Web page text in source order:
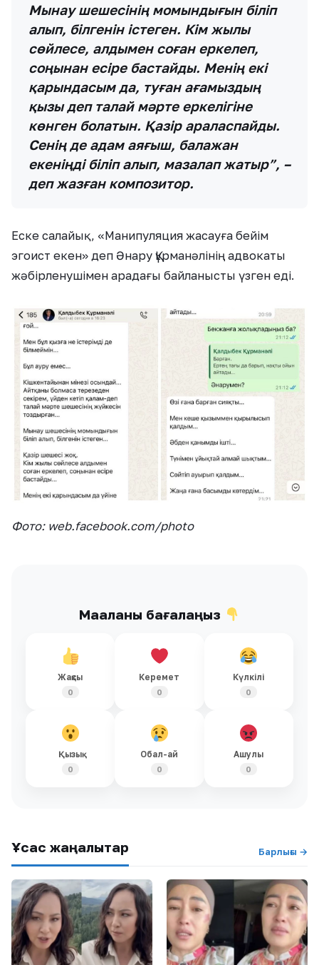
Мынау шешесінің момындығын біліп
алып, білгенін істеген. Кім жылы
сөйлесе, алдымен соған еркелеп,
соңынан есіре бастайды. Менің екі
қарындасым да, туған ағамыздың
қызы деп талай мәрте еркелігіне
көнген болатын. Қазір араласпайды.
Сенің де адам аяғыш, балажан
екеніңді біліп алып, мазалап жатыр”, –
деп жазған композитор. ​​​​​​​
Еске салайық, «Манипуляция жасауға бейім
эгоист екен» деп Әнару Құрманәлінің адвокаты
жәбірленушімен арадағы байланысты үзген еді.
Фото: web.facebook.com/photo
Мақаланы бағалаңыз
Жақсы
0
Керемет
0
Күлкілі
0
Қызық
0
Обал-ай
0
Ашулы
0
Ұқсас жаңалықтар Барлығы →